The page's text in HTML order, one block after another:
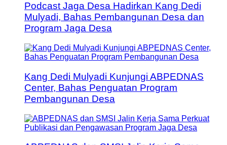
Podcast Jaga Desa Hadirkan Kang Dedi
Mulyadi, Bahas Pembangunan Desa dan
Program Jaga Desa
Kang Dedi Mulyadi Kunjungi ABPEDNAS
Center, Bahas Penguatan Program
Pembangunan Desa